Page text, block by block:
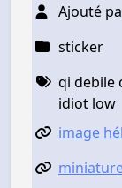
Ajouté
sticker
qi debile
idiot low
image